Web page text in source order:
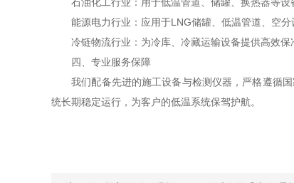
能源电力行业：应用于LNG储罐、低温管道、空分
冷链物流行业：为冷库、冷藏运输设备提供高效保
四、专业服务保障
我们配备先进的施工设备与检测仪器，严格遵循国
统长期稳定运行，为客户的低温系统保驾护航。